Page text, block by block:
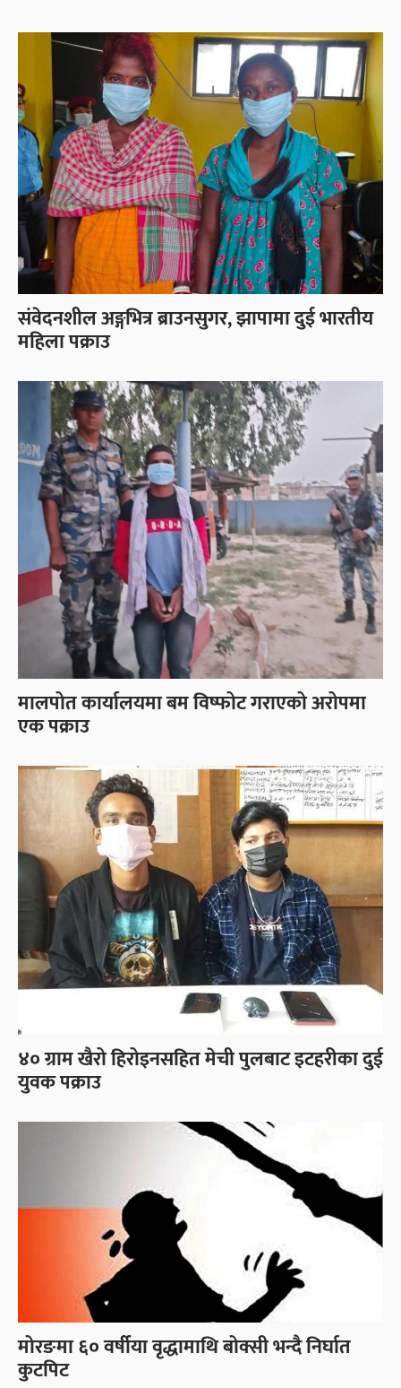
संवेदनशील अङ्गभित्र ब्राउनसुगर, झापामा दुई भारतीय
महिला पक्राउ
मालपोत कार्यालयमा बम विष्फोट गराएको अरोपमा
एक पक्राउ
४० ग्राम खैरो हिरोइनसहित मेची पुलबाट इटहरीका दुई
युवक पक्राउ
मोरङमा ६० वर्षीया वृद्धामाथि बोक्सी भन्दै निर्घात
कुटपिट